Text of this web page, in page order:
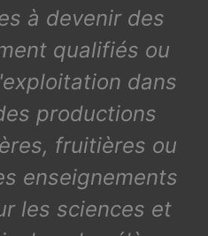
à devenir des
qualifiés ou
dans
productions
fruitières ou
enseignements
les sciences et